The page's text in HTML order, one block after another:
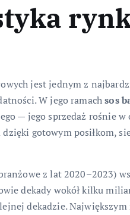
jest jednym z
W jego ramachsos
— jego sprzedaż rośnie
gotowym posiłkom,
z lat 2020–2023)
dekady wokół kilku
dekadzie.